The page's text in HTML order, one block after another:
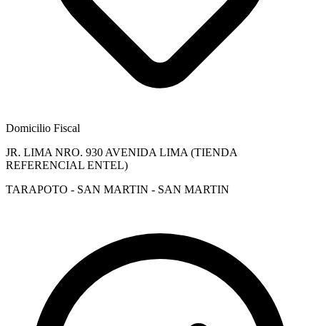
Domicilio Fiscal
JR. LIMA NRO. 930 AVENIDA LIMA (TIENDA
REFERENCIAL ENTEL)
TARAPOTO - SAN MARTIN - SAN MARTIN